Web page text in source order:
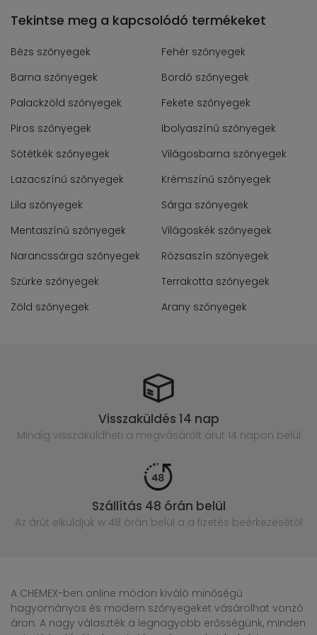
Tekintse meg a kapcsolódó termékeket
Bézs szőnyegek
Fehér szőnyegek
Barna szőnyegek
Bordó szőnyegek
Palackzöld szőnyegek
Fekete szőnyegek
Piros szőnyegek
Ibolyaszínű szőnyegek
Sötétkék szőnyegek
Világosbarna szőnyegek
Lazacszínű szőnyegek
Krémszínű szőnyegek
Lila szőnyegek
Sárga szőnyegek
Mentaszínű szőnyegek
Világoskék szőnyegek
Narancssárga szőnyegek
Rózsaszín szőnyegek
Szürke szőnyegek
Terrakotta szőnyegek
Zöld szőnyegek
Arany szőnyegek
Visszaküldés 14 nap
Mindig visszaküldheti a megvásárolt árut 14 napon belül
Szállítás 48 órán belül
Az árút elküldjük w 48 órán belül a a fizetés beérkezésétől
A CHEMEX-ben online módon kiváló minőségű
hagyományos és modern szőnyegeket vásárolhat vonzó
áron. A nagy választék a legnagyobb erősségünk, minden